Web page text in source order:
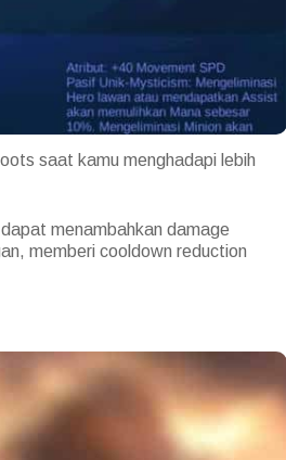
saat kamu menghadapi lebih
menambahkan damage
memberi cooldown reduction